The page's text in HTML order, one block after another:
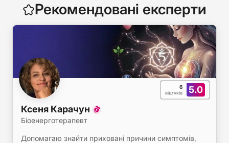
Рекомендовані експерти
5.0
6
відгуків
Ксеня Карачун
Біоенерготерапевт
Допомагаю знайти приховані причини симптомів,